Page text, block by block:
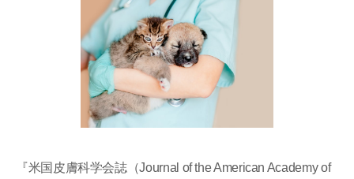
『米国皮膚科学会誌（Journal of the American Academy of